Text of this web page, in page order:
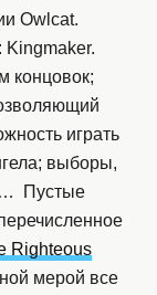
Owlcat.
концовок;
играть
выборы,
Пустые
Righteous
мерой все